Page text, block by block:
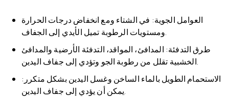
العوامل الجوية: في الشتاء ومع انخفاض درجات الحرارة
ومستويات الرطوبة تميل الأيدي إلى الجفاف.
طرق التدفئة: المدافئ، المواقد، التدفئة الأرضية والمدافئ
الخشبية تقلل من رطوبة الجو وتؤدي إلى جفاف اليدين.
الاستحمام الطويل بالماء الساخن وغسل اليدين بشكل متكرر:
يمكن أن يؤدي إلى جفاف اليدين.